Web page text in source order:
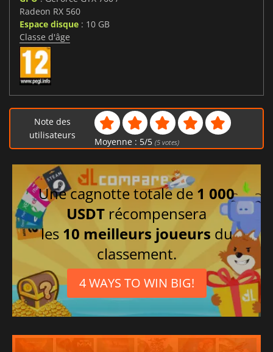
Radeon RX 560
Espace disque : 10 GB
Classe d'âge
Note des
utilisateurs
Moyenne : 5/5 (5votes)
Une cagnotte totale de 1 000
USDT récompensera
les 10 meilleurs joueurs du
classement.
4 WAYS TO WIN BIG!